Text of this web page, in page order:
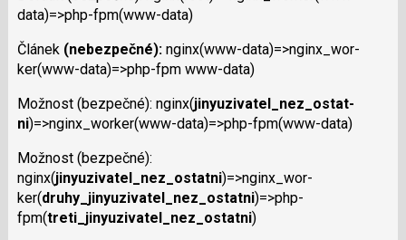
pro
a
P
pro
předchozí
názor
data)=>php-fpm(www-data)
Článek (nebezpečné):nginx(www-data)=>nginx_wor­
ker(www-data)=>php-fpm www-data)
Možnost (bezpečné): nginx(jinyuzi­vatel_nez_ostat­
ni)=>nginx_wor­ker(www-data)=>php-fpm(www-data)
Možnost (bezpečné):
nginx(jinyuzi­vatel_nez_ostat­ni)=>nginx_wor­
ker(druhy_jiny­uzivatel_nez_os­tatni)=>php-
fpm(treti_jiny­uzivatel_nez_os­tatni)